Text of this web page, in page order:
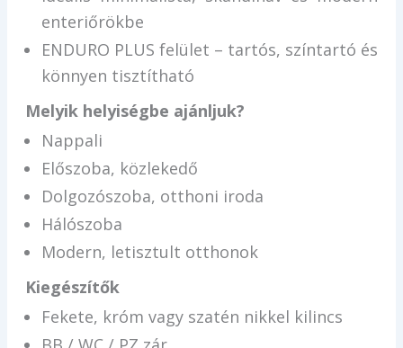
enteriőrökbe
ENDURO PLUS felület – tartós, színtartó és
könnyen tisztítható
Melyik helyiségbe ajánljuk?
Nappali
Előszoba, közlekedő
Dolgozószoba, otthoni iroda
Hálószoba
Modern, letisztult otthonok
Kiegészítők
Fekete, króm vagy szatén nikkel kilincs